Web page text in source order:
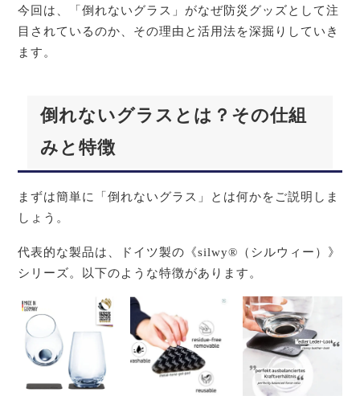
今回は、「倒れないグラス」がなぜ防災グッズとして注
目されているのか、その理由と活用法を深掘りしていき
ます。
倒れないグラスとは？その仕組
みと特徴
まずは簡単に「倒れないグラス」とは何かをご説明しま
しょう。
代表的な製品は、ドイツ製の《silwy®（シルウィー）》
シリーズ。以下のような特徴があります。